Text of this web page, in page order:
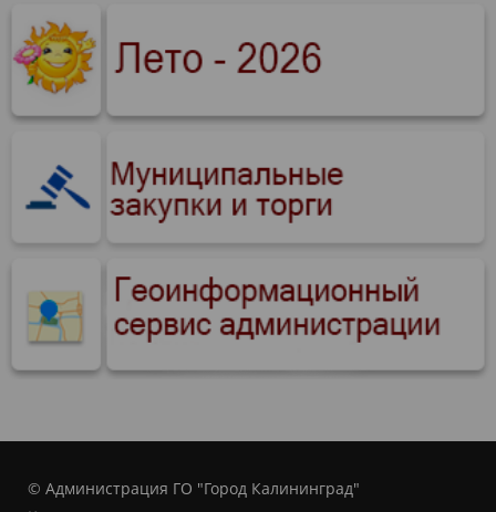
© Администрация ГО "Город Калининград"